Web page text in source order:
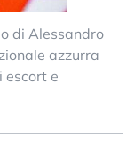
di Alessandro
azzurra
escort e